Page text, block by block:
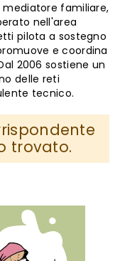
mediatore familiare,
nell'area
pilota a sostegno
e coordina
2006 sostiene un
delle reti
tecnico.
trovato.